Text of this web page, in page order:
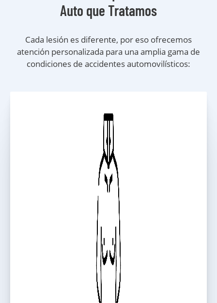
Auto que Tratamos
Cada lesión es diferente, por eso ofrecemos
atención personalizada para una amplia gama de
condiciones de accidentes automovilísticos: